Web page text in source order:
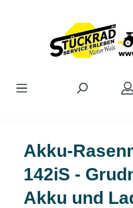
Akku-
142iS -
Akku und